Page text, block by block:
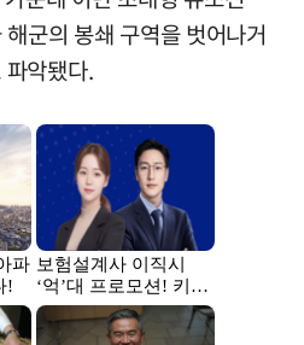
군의 봉쇄 구역을 벗어나거
악됐다.